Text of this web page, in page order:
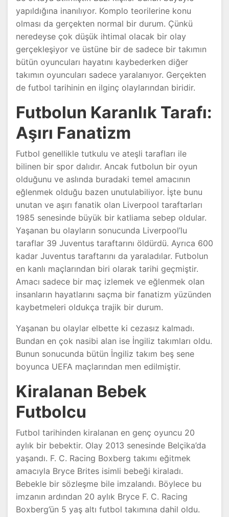
yapıldığına inanılıyor. Komplo teorilerine konu
olması da gerçekten normal bir durum. Çünkü
neredeyse çok düşük ihtimal olacak bir olay
gerçekleşiyor ve üstüne bir de sadece bir takımın
bütün oyuncuları hayatını kaybederken diğer
takımın oyuncuları sadece yaralanıyor. Gerçekten
de futbol tarihinin en ilginç olaylarından biridir.
Futbolun Karanlık Tarafı:
Aşırı Fanatizm
Futbol genellikle tutkulu ve ateşli tarafları ile
bilinen bir spor dalıdır. Ancak futbolun bir oyun
olduğunu ve aslında buradaki temel amacının
eğlenmek olduğu bazen unutulabiliyor. İşte bunu
unutan ve aşırı fanatik olan Liverpool taraftarları
1985 senesinde büyük bir katliama sebep oldular.
Yaşanan bu olayların sonucunda Liverpool’lu
taraflar 39 Juventus taraftarını öldürdü. Ayrıca 600
kadar Juventus taraftarını da yaraladılar. Futbolun
en kanlı maçlarından biri olarak tarihi geçmiştir.
Amacı sadece bir maç izlemek ve eğlenmek olan
insanların hayatlarını saçma bir fanatizm yüzünden
kaybetmeleri oldukça trajik bir durum.
Yaşanan bu olaylar elbette ki cezasız kalmadı.
Bundan en çok nasibi alan ise İngiliz takımları oldu.
Bunun sonucunda bütün İngiliz takım beş sene
boyunca UEFA maçlarından men edilmiştir.
Kiralanan Bebek
Futbolcu
Futbol tarihinden kiralanan en genç oyuncu 20
aylık bir bebektir. Olay 2013 senesinde Belçika’da
yaşandı. F. C. Racing Boxberg takımı eğitmek
amacıyla Bryce Brites isimli bebeği kiraladı.
Bebekle bir sözleşme bile imzalandı. Böylece bu
imzanın ardından 20 aylık Bryce F. C. Racing
Boxberg’ün 5 yaş altı futbol takımına dahil oldu.